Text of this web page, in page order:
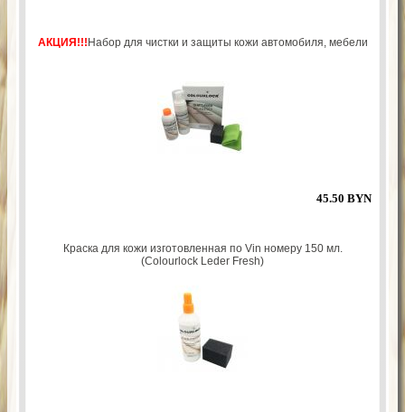
АКЦИЯ!!!Набор для чистки и защиты кожи автомобиля, мебели
45.50 BYN
Краска для кожи изготовленная по Vin номеру 150 мл.
(Colourlock Leder Fresh)